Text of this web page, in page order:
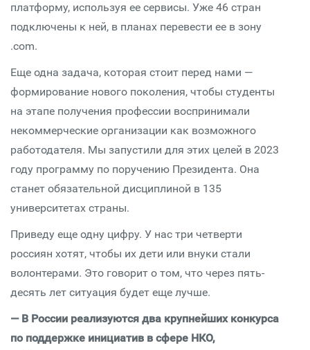
платформу, используя ее сервисы. Уже 46 стран
подключены к ней, в планах перевести ее в зону
.com.
Еще одна задача, которая стоит перед нами —
формирование нового поколения, чтобы студенты
на этапе получения профессии воспринимали
некоммерческие организации как возможного
работодателя. Мы запустили для этих целей в 2023
году программу по поручению Президента. Она
станет обязательной дисциплиной в 135
университетах страны.
Приведу еще одну цифру. У нас три четверти
россиян хотят, чтобы их дети или внуки стали
волонтерами. Это говорит о том, что через пять-
десять лет ситуация будет еще лучше.
— В России реализуются два крупнейших конкурса
по поддержке инициатив в сфере НКО,